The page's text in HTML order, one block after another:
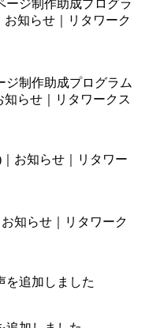
ジ制作助成プログラム
知らせ｜リタワークス
知らせ｜リタワーク